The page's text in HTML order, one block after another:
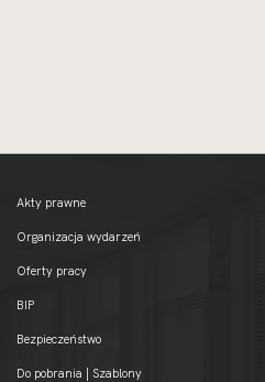
Akty prawne
Organizacja wydarzeń
Oferty pracy
BIP
Bezpieczeństwo
Do pobrania | Szablony